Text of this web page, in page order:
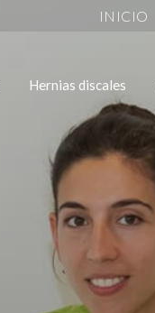
INICIO
Hernias discales